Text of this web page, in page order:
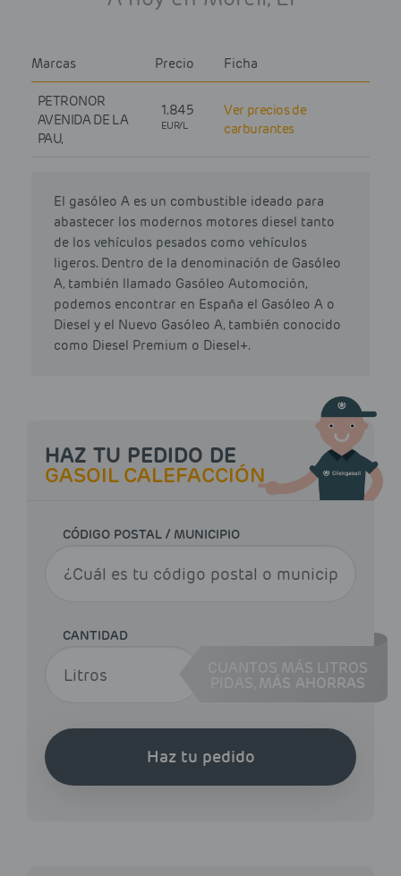
Marcas Precio Ficha
PETRONOR
AVENIDA DE LA
PAU,
1.845
EUR/L
Ver precios de
carburantes
El gasóleo A es un combustible ideado para
abastecer los modernos motores diesel tanto
de los vehículos pesados como vehículos
ligeros. Dentro de la denominación de Gasóleo
A, también llamado Gasóleo Automoción,
podemos encontrar en España el Gasóleo A o
Diesel y el Nuevo Gasóleo A, también conocido
como Diesel Premium o Diesel+.
HAZ TU PEDIDO DE
GASOIL CALEFACCIÓN
CÓDIGO POSTAL / MUNICIPIO
CANTIDAD
CUANTOS MÁS LITROS
MÁS AHORRAS
Haz tu pedido